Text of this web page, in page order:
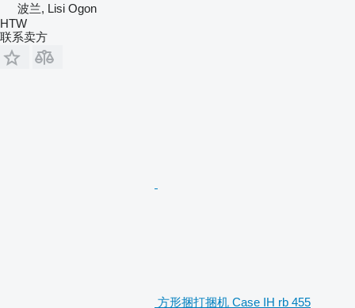
波兰, Lisi Ogon
HTW
联系卖方
方形捆打捆机 Case IH rb 455